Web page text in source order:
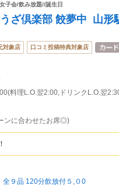
子会/飲み放題//誕生日
うざ倶楽部 餃夢中 山形
対象店 口コミ投稿特典対象店
料理L.O.翌2:00,ドリンクL.O.翌
ンに合わせたお席◎)
９品 120分飲放付５,０0